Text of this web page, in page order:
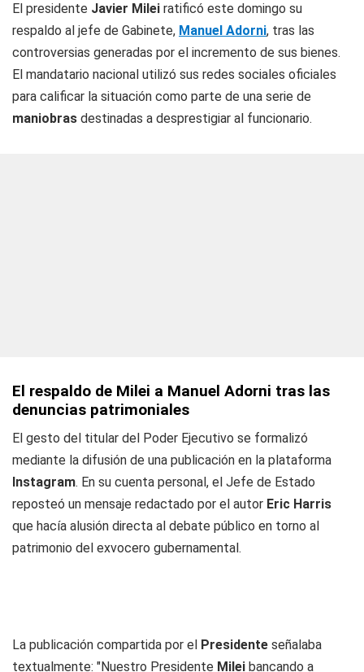
El presidente Javier Milei ratificó este domingo su
respaldo al jefe de Gabinete, Manuel Adorni, tras las
controversias generadas por el incremento de sus bienes.
El mandatario nacional utilizó sus redes sociales oficiales
para calificar la situación como parte de una serie de
maniobras destinadas a desprestigiar al funcionario.
El respaldo de Milei a Manuel Adorni tras las
denuncias patrimoniales
El gesto del titular del Poder Ejecutivo se formalizó
mediante la difusión de una publicación en la plataforma
Instagram. En su cuenta personal, el Jefe de Estado
reposteó un mensaje redactado por el autor Eric Harris
que hacía alusión directa al debate público en torno al
patrimonio del exvocero gubernamental.
La publicación compartida por el Presidente señalaba
textualmente: "Nuestro Presidente Milei bancando a